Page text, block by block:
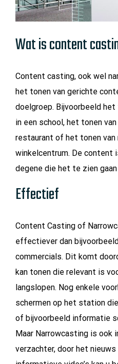
Wat is content
Content casting, ook wel
het tonen van gerichte
doelgroep. Bijvoorbeeld
in een school, het tonen
restaurant of het tonen van
winkelcentrum. De content
degene die het te zien gaan
Effectief
Content Casting of
effectiever dan
commercials. Dit komt
kan tonen die relevant is
langslopen. Nog enkele
schermen op het station
of bijvoorbeeld informatie
Maar Narrowcasting is ook
verzachter, door het